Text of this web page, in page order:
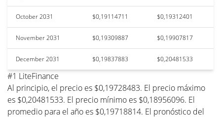
October 2031 $0,19114711 $0,19312401
November 2031 $0,19309887 $0,19907817
December 2031 $0,19837883 $0,20481533
#1 LiteFinance
Al principio, el precio es $0,19728483. El precio máximo
es $0,20481533. El precio mínimo es $0,18956096. El
promedio para el año es $0,19718814. El pronóstico del